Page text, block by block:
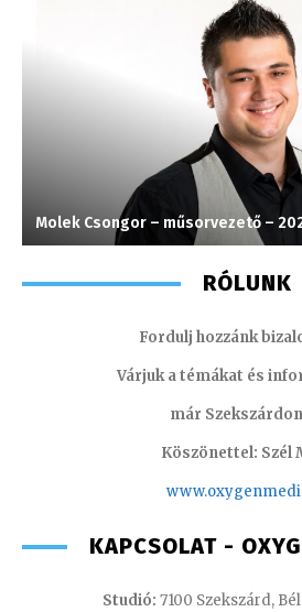
Molek Csongor – műsorvezető –
RÓLUNK
Fordulj hozzánk
Várjuk a témákat és
már
Köszönettel: Szél
KAPCSOLAT -
Studió: 7100 Szekszárd,